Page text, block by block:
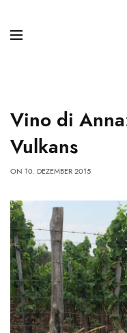
Vino di
Vulkans
ON 10. DEZEMBER 2015